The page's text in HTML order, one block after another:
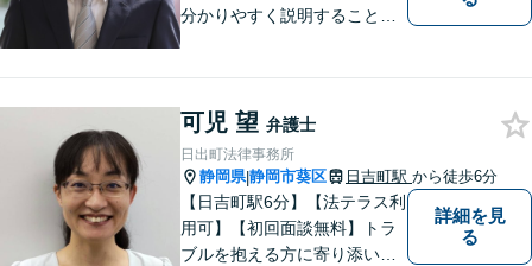
分かりやすく説明することを
す。 どんな些細なことでも結
構ですので、お気軽にご相談
ください。
可児 望 弁護士
日出町法律事務所
静岡県|静岡市葵区 日吉町駅 から徒歩6分
【日吉町駅6分】【法テラス利
用可】【初回面談無料】トラ
ブルを抱える方に寄り添い、
詳細を見
る